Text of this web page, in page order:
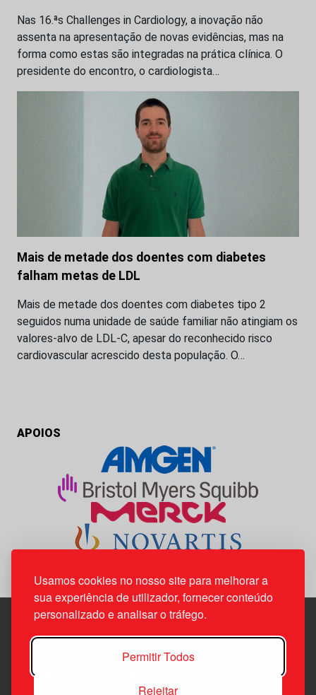
Usamos cookies no nosso site para melhorar a
sua experiência de utilizador, fornecer conteúdo
personalizado e analisar o tráfego.
Permitir Todos
Rejeitar
Nas 16.ªs Challenges in Cardiology, a inovação não
assenta na apresentação de novas evidências, mas na
forma como estas são integradas na prática clínica. O
presidente do encontro, o cardiologista…
Mais de metade dos doentes com diabetes
falham metas de LDL
Mais de metade dos doentes com diabetes tipo 2
seguidos numa unidade de saúde familiar não atingiam os
valores-alvo de LDL-C, apesar do reconhecido risco
cardiovascular acrescido desta população. O…
APOIOS
Edif. Lisboa Oriente | Av. Infante D. Henrique, n.º 333H, esc.
1800-282 Lisboa | Portugal